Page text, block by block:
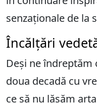
senzaționale de la
Încălțări
Deși ne îndreptăm
doua decadă cu
ce să nu lăsăm